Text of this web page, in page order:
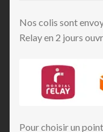
Nos colis sont
Relay en 2 jours
Pour choisir un